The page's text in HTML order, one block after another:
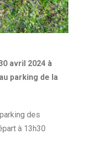
avril 2024 à
parking de la
des
à 13h30